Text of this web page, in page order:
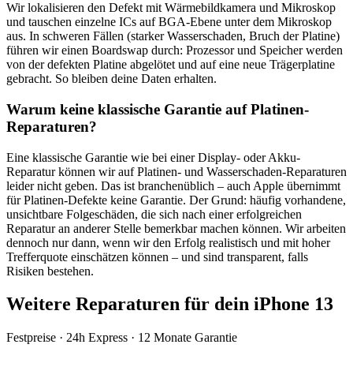
Wir lokalisieren den Defekt mit Wärmebildkamera und Mikroskop
und tauschen einzelne ICs auf BGA-Ebene unter dem Mikroskop
aus. In schweren Fällen (starker Wasserschaden, Bruch der Platine)
führen wir einen Boardswap durch: Prozessor und Speicher werden
von der defekten Platine abgelötet und auf eine neue Trägerplatine
gebracht. So bleiben deine Daten erhalten.
Warum keine klassische Garantie auf Platinen-
Reparaturen?
Eine klassische Garantie wie bei einer Display- oder Akku-
Reparatur können wir auf Platinen- und Wasserschaden-Reparaturen
leider nicht geben. Das ist branchenüblich – auch Apple übernimmt
für Platinen-Defekte keine Garantie. Der Grund: häufig vorhandene,
unsichtbare Folgeschäden, die sich nach einer erfolgreichen
Reparatur an anderer Stelle bemerkbar machen können. Wir arbeiten
dennoch nur dann, wenn wir den Erfolg realistisch und mit hoher
Trefferquote einschätzen können – und sind transparent, falls
Risiken bestehen.
Weitere Reparaturen für dein iPhone 13
Festpreise · 24h Express · 12 Monate Garantie